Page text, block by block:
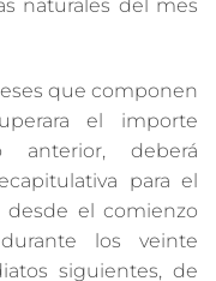
naturales del mes
que componen
el importe
anterior, deberá
para el
desde el comienzo
los veinte
siguientes, de